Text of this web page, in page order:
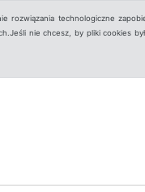
rozwiązania technologiczne
nie chcesz, by pliki cookies